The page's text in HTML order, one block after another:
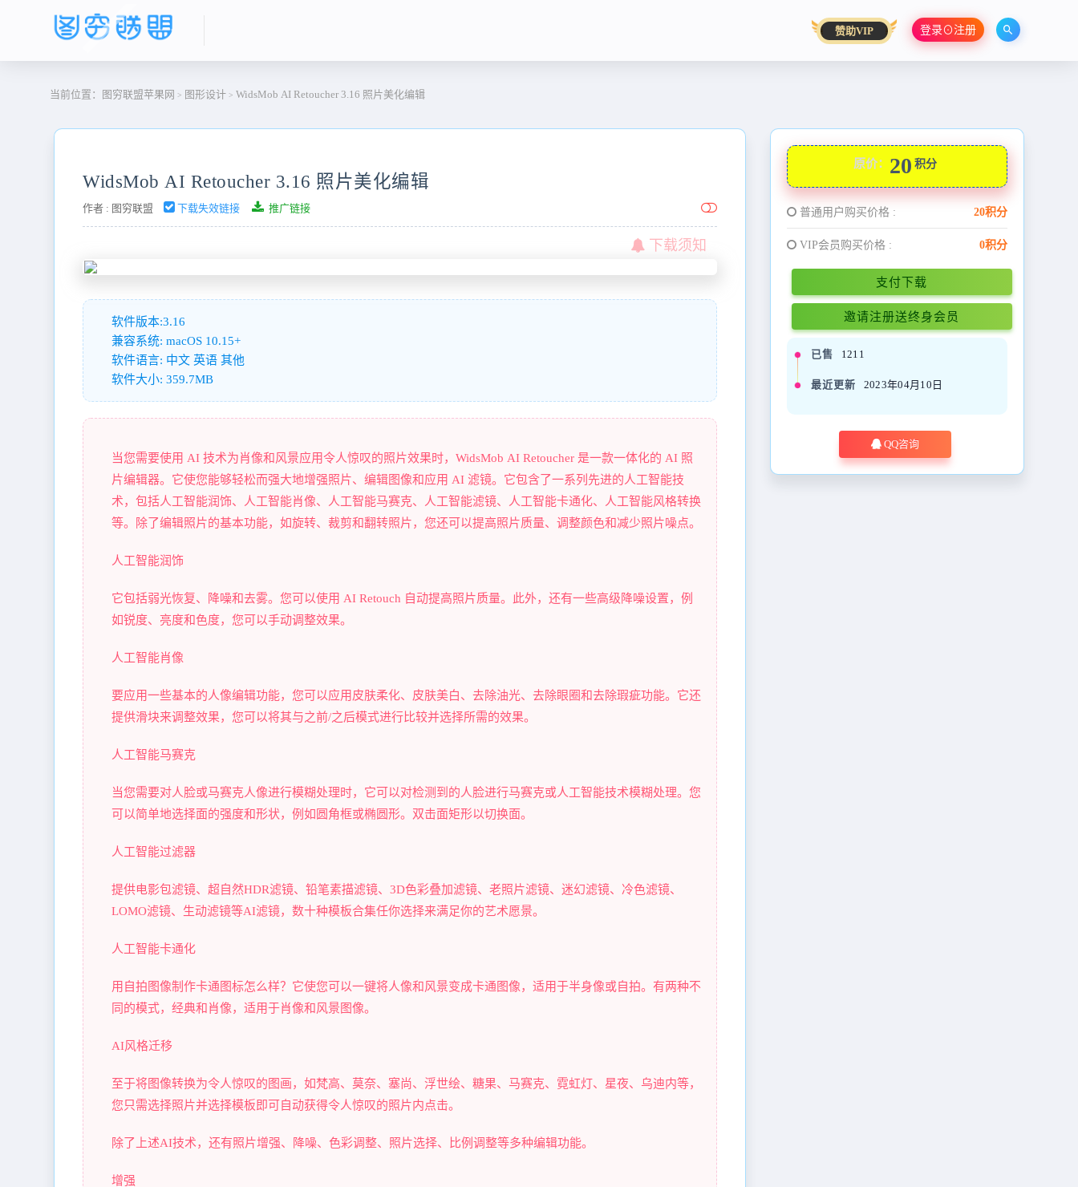
赞助VIP 登录⊙注册
当前位置： 图穷联盟苹果网 > 图形设计 > WidsMob AI Retoucher 3.16 照片美化编辑
WidsMob AI Retoucher 3.16 照片美化编辑
作者 : 图穷联盟 下载失效链接 推广链接
下载须知
软件版本:3.16
兼容系统: macOS 10.15+
软件语言: 中文 英语 其他
软件大小: 359.7MB
当您需要使用 AI 技术为肖像和风景应用令人惊叹的照片效果时，WidsMob AI Retoucher 是一款一体化的 AI 照
片编辑器。它使您能够轻松而强大地增强照片、编辑图像和应用 AI 滤镜。它包含了一系列先进的人工智能技
术，包括人工智能润饰、人工智能肖像、人工智能马赛克、人工智能滤镜、人工智能卡通化、人工智能风格转换
等。除了编辑照片的基本功能，如旋转、裁剪和翻转照片，您还可以提高照片质量、调整颜色和减少照片噪点。
人工智能润饰
它包括弱光恢复、降噪和去雾。您可以使用 AI Retouch 自动提高照片质量。此外，还有一些高级降噪设置，例
如锐度、亮度和色度，您可以手动调整效果。
人工智能肖像
要应用一些基本的人像编辑功能，您可以应用皮肤柔化、皮肤美白、去除油光、去除眼圈和去除瑕疵功能。它还
提供滑块来调整效果，您可以将其与之前/之后模式进行比较并选择所需的效果。
人工智能马赛克
当您需要对人脸或马赛克人像进行模糊处理时，它可以对检测到的人脸进行马赛克或人工智能技术模糊处理。您
可以简单地选择面的强度和形状，例如圆角框或椭圆形。双击面矩形以切换面。
人工智能过滤器
提供电影包滤镜、超自然HDR滤镜、铅笔素描滤镜、3D色彩叠加滤镜、老照片滤镜、迷幻滤镜、冷色滤镜、
LOMO滤镜、生动滤镜等AI滤镜，数十种模板合集任你选择来满足你的艺术愿景。
人工智能卡通化
用自拍图像制作卡通图标怎么样？它使您可以一键将人像和风景变成卡通图像，适用于半身像或自拍。有两种不
同的模式，经典和肖像，适用于肖像和风景图像。
AI风格迁移
至于将图像转换为令人惊叹的图画，如梵高、莫奈、塞尚、浮世绘、糖果、马赛克、霓虹灯、星夜、乌迪内等，
您只需选择照片并选择模板即可自动获得令人惊叹的照片内点击。
除了上述AI技术，还有照片增强、降噪、色彩调整、照片选择、比例调整等多种编辑功能。
增强
原价： 20 积分
普通用户购买价格 : 20积分
VIP会员购买价格 : 0积分
支付下载
邀请注册送终身会员
已售 1211
最近更新 2023年04月10日
QQ咨询